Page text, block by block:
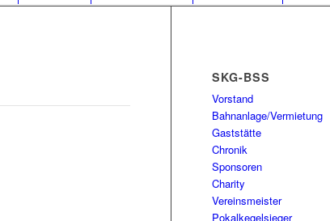
SKG-BSS
Vorstand
Bahnanlage/Vermietung
Gaststätte
Chronik
Sponsoren
Charity
Vereinsmeister
Pokalkegelsieger